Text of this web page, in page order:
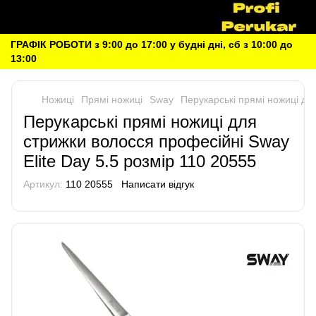
ГРАФІК РОБОТИ з 9:00 до 17:00 у будні дні, сб з 10:00 до
13:00
Ножиці Прямі ножиці Sway Перукарські прямі ножиці
Перукарські прямі ножиці для
стрижки волосся професійні Sway
Elite Day 5.5 розмір 110 20555
Артикул: 110 20555 Написати відгук